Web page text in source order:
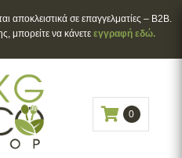
σε επαγγελματίες – B2B.
μπορείτε να κάνετε εγγραφή εδώ.
0